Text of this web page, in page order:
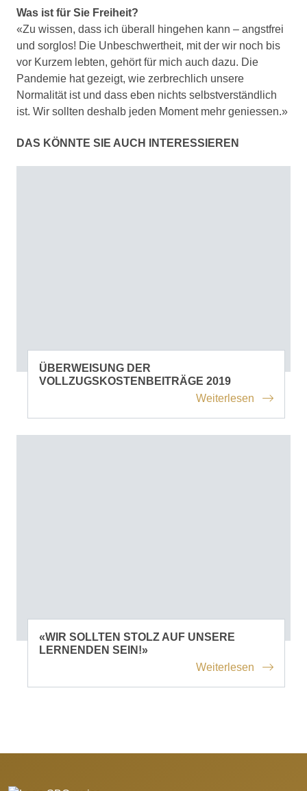
Was ist für Sie Freiheit?
«Zu wissen, dass ich überall hingehen kann – angstfrei
und sorglos! Die Unbeschwertheit, mit der wir noch bis
vor Kurzem lebten, gehört für mich auch dazu. Die
Pandemie hat gezeigt, wie zerbrechlich unsere
Normalität ist und dass eben nichts selbstverständlich
ist. Wir sollten deshalb jeden Moment mehr geniessen.»
DAS KÖNNTE SIE AUCH INTERESSIEREN
ÜBERWEISUNG DER
VOLLZUGSKOSTENBEITRÄGE 2019
Weiterlesen
«WIR SOLLTEN STOLZ AUF UNSERE
LERNENDEN SEIN!»
Weiterlesen